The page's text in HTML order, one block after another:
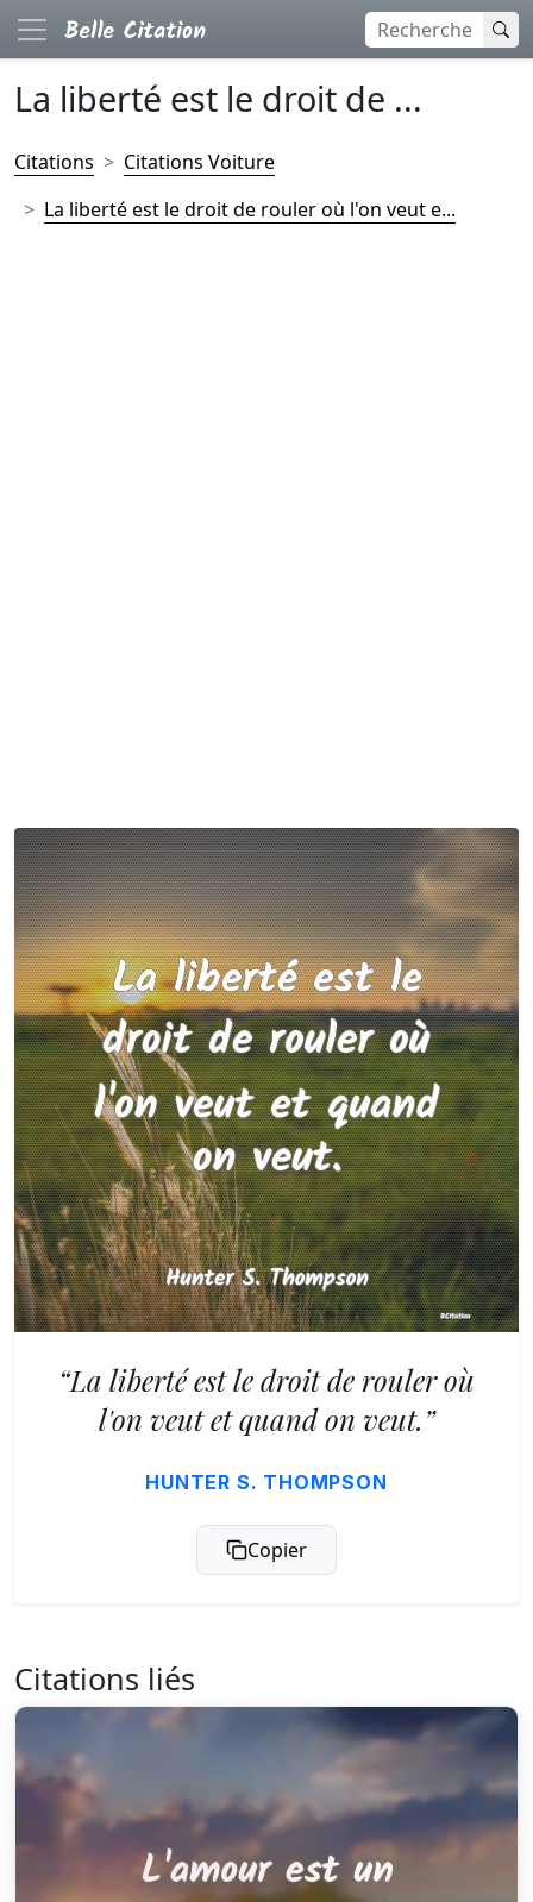
La liberté est le droit de ...
Citations
Citations Voiture
La liberté est le droit de rouler où l'on veut e...
“La liberté est le droit de rouler où
l'on veut et quand on veut.”
HUNTER S. THOMPSON
Copier
Citations liés